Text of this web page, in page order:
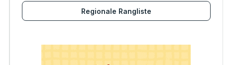
Regionale Rangliste